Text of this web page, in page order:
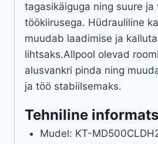
tagasikäiguga ning suure ja
töökiirusega. Hüdrauliline
muudab laadimise ja
lihtsaks.Allpool olevad
alusvankri pinda ning
ja töö stabiilsemaks.
Tehniline
Mudel: KT-